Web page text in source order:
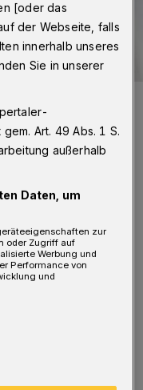
uneigennützig
gibt es
auch in
habe ich
zurückbauen
ich auch kein
[oder das
der Webseite, falls
innerhalb unseres
Sie in unserer
Art. 49 Abs. 1 S.
außerhalb
Daten, um
zur
oder Zugriff auf
Werbung und
Performance von
und